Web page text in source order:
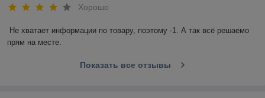
Хорошо
Не хватает информации по товару, поэтому -1. А так всё решаемо
прям на месте.
Показать все отзывы